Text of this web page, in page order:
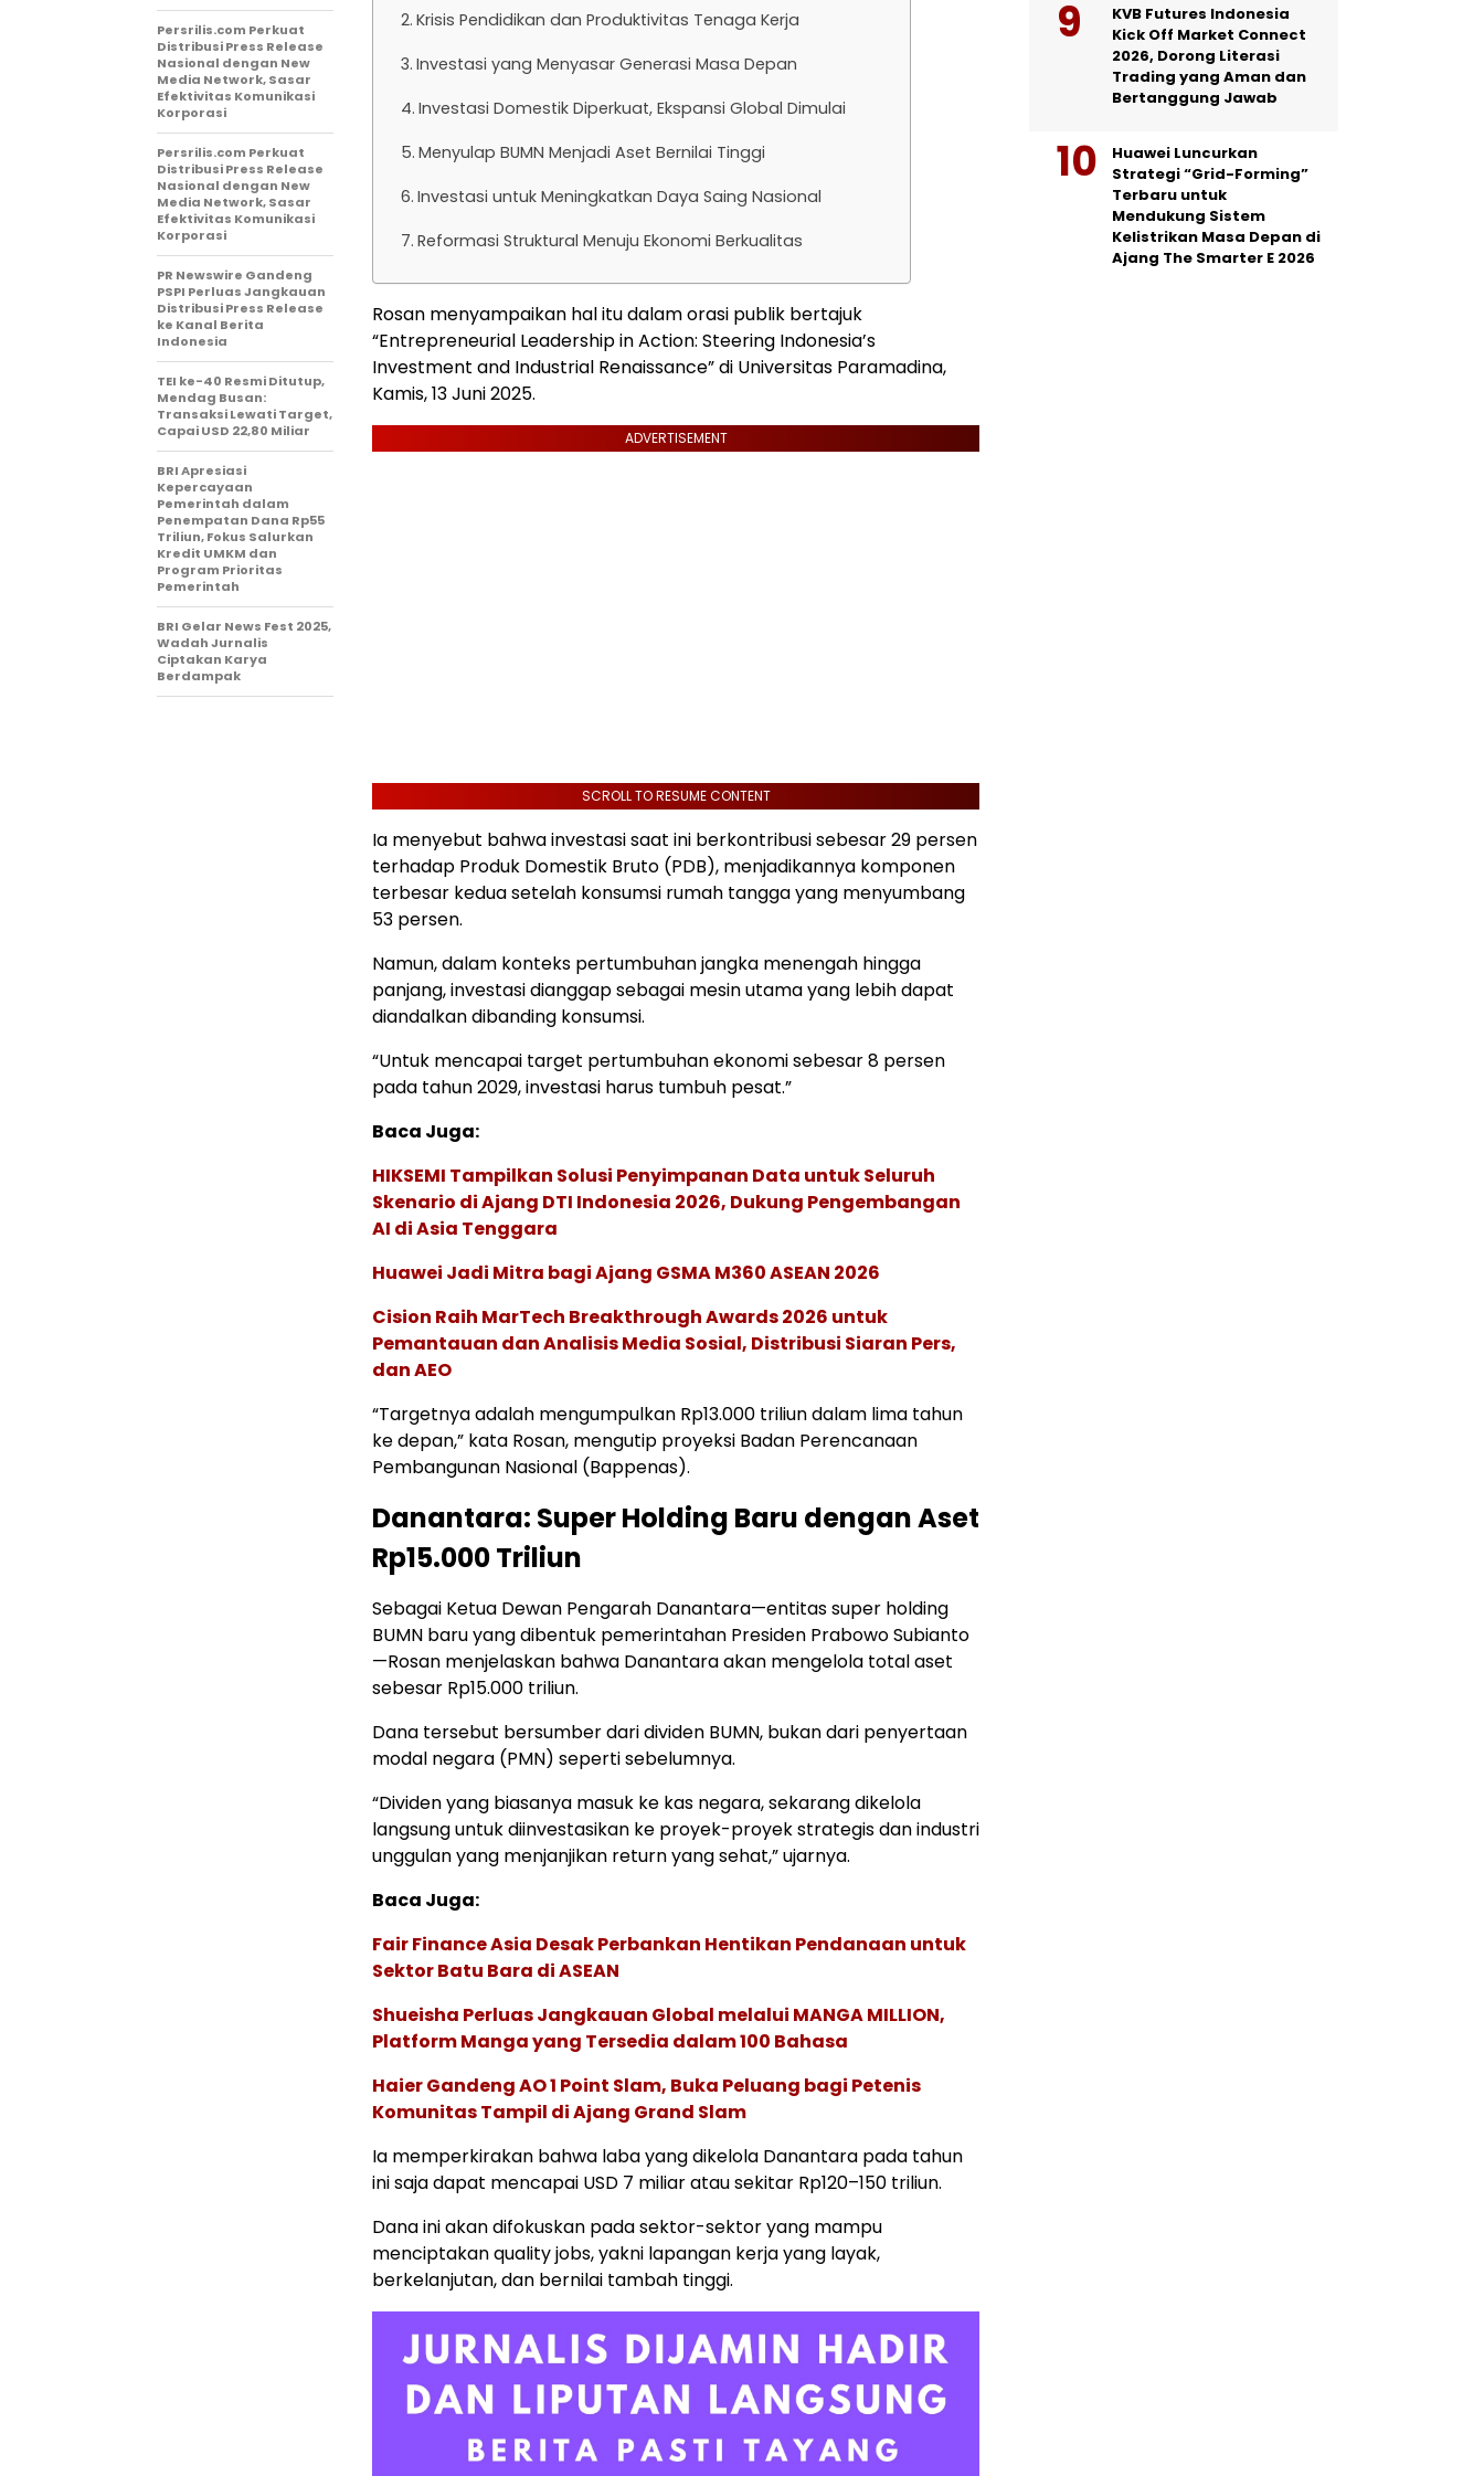
Krisis Pendidikan dan Produktivitas Tenaga Kerja
Investasi yang Menyasar Generasi Masa Depan
Investasi Domestik Diperkuat, Ekspansi Global Dimulai
Menyulap BUMN Menjadi Aset Bernilai Tinggi
Investasi untuk Meningkatkan Daya Saing Nasional
Reformasi Struktural Menuju Ekonomi Berkualitas
Rosan menyampaikan hal itu dalam orasi publik bertajuk
“Entrepreneurial Leadership in Action: Steering Indonesia’s
Investment and Industrial Renaissance” di Universitas Paramadina,
Kamis, 13 Juni 2025.
ADVERTISEMENT
SCROLL TO RESUME CONTENT
Ia menyebut bahwa investasi saat ini berkontribusi sebesar 29 persen
terhadap Produk Domestik Bruto (PDB), menjadikannya komponen
terbesar kedua setelah konsumsi rumah tangga yang menyumbang
53 persen.
Namun, dalam konteks pertumbuhan jangka menengah hingga
panjang, investasi dianggap sebagai mesin utama yang lebih dapat
diandalkan dibanding konsumsi.
“Untuk mencapai target pertumbuhan ekonomi sebesar 8 persen
pada tahun 2029, investasi harus tumbuh pesat.”
Baca Juga:
HIKSEMI Tampilkan Solusi Penyimpanan Data untuk Seluruh
Skenario di Ajang DTI Indonesia 2026, Dukung Pengembangan
AI di Asia Tenggara
Huawei Jadi Mitra bagi Ajang GSMA M360 ASEAN 2026
Cision Raih MarTech Breakthrough Awards 2026 untuk
Pemantauan dan Analisis Media Sosial, Distribusi Siaran Pers,
dan AEO
“Targetnya adalah mengumpulkan Rp13.000 triliun dalam lima tahun
ke depan,” kata Rosan, mengutip proyeksi Badan Perencanaan
Pembangunan Nasional (Bappenas).
Danantara: Super Holding Baru dengan Aset
Rp15.000 Triliun
Sebagai Ketua Dewan Pengarah Danantara—entitas super holding
BUMN baru yang dibentuk pemerintahan Presiden Prabowo Subianto
—Rosan menjelaskan bahwa Danantara akan mengelola total aset
sebesar Rp15.000 triliun.
Dana tersebut bersumber dari dividen BUMN, bukan dari penyertaan
modal negara (PMN) seperti sebelumnya.
“Dividen yang biasanya masuk ke kas negara, sekarang dikelola
langsung untuk diinvestasikan ke proyek-proyek strategis dan industri
unggulan yang menjanjikan return yang sehat,” ujarnya.
Baca Juga:
Fair Finance Asia Desak Perbankan Hentikan Pendanaan untuk
Sektor Batu Bara di ASEAN
Shueisha Perluas Jangkauan Global melalui MANGA MILLION,
Platform Manga yang Tersedia dalam 100 Bahasa
Haier Gandeng AO 1 Point Slam, Buka Peluang bagi Petenis
Komunitas Tampil di Ajang Grand Slam
Ia memperkirakan bahwa laba yang dikelola Danantara pada tahun
ini saja dapat mencapai USD 7 miliar atau sekitar Rp120–150 triliun.
Dana ini akan difokuskan pada sektor-sektor yang mampu
menciptakan quality jobs, yakni lapangan kerja yang layak,
berkelanjutan, dan bernilai tambah tinggi.
Persrilis.com Perkuat
Distribusi Press Release
Nasional dengan New
Media Network, Sasar
Efektivitas Komunikasi
Korporasi
Persrilis.com Perkuat
Distribusi Press Release
Nasional dengan New
Media Network, Sasar
Efektivitas Komunikasi
Korporasi
PR Newswire Gandeng
PSPI Perluas Jangkauan
Distribusi Press Release
ke Kanal Berita
Indonesia
TEI ke-40 Resmi Ditutup,
Mendag Busan:
Transaksi Lewati Target,
Capai USD 22,80 Miliar
BRI Apresiasi
Kepercayaan
Pemerintah dalam
Penempatan Dana Rp55
Triliun, Fokus Salurkan
Kredit UMKM dan
Program Prioritas
Pemerintah
BRI Gelar News Fest 2025,
Wadah Jurnalis
Ciptakan Karya
Berdampak
KVB Futures Indonesia
Kick Off Market Connect
2026, Dorong Literasi
Trading yang Aman dan
Bertanggung Jawab
Huawei Luncurkan
Strategi “Grid-Forming”
Terbaru untuk
Mendukung Sistem
Kelistrikan Masa Depan di
Ajang The Smarter E 2026